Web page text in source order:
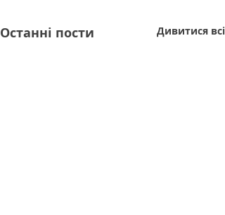
Останні пости Дивитися всі